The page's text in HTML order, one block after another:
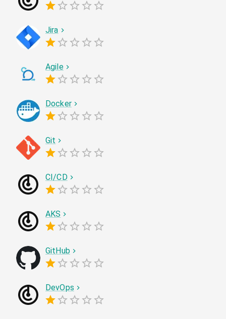
Jira
Agile
Docker
Git
CI/CD
AKS
GitHub
DevOps